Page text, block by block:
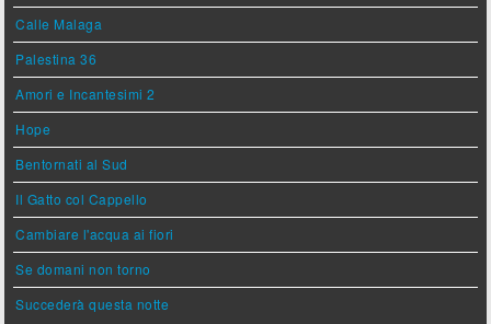
Calle Malaga
Palestina 36
Amori e Incantesimi 2
Hope
Bentornati al Sud
Il Gatto col Cappello
Cambiare l'acqua ai fiori
Se domani non torno
Succederà questa notte